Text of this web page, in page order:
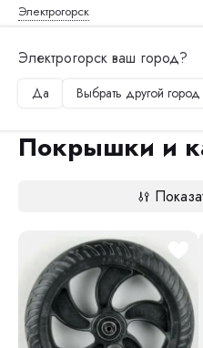
Электрогорск
Электрогорск ваш город?
Да Выбрать другой город
Главная Запчасти и аксессуары
Покрышки и